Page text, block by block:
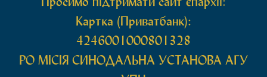
Картка (Приватбанк):
4246001000801328
РО МIСIЯ СИНОДАЛЬНА УСТАНОВА АГУ